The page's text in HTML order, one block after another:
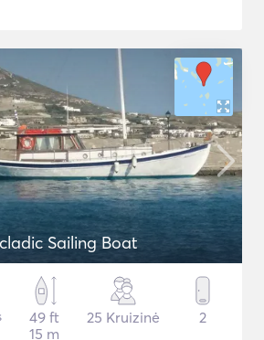
Sailing Boat
49 ft
15 m
25 Kruizinė 2